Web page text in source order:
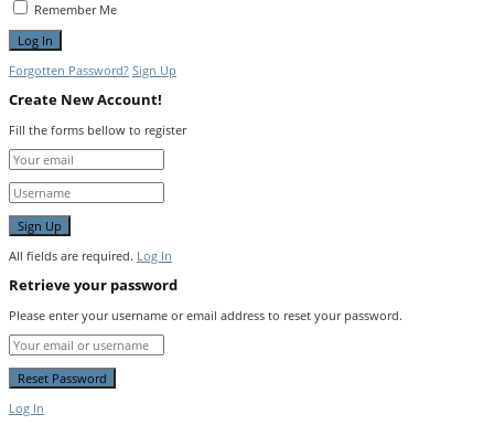
Remember Me
Forgotten Password? Sign Up
Create New Account!
Fill the forms bellow to register
All fields are required. Log In
Retrieve your password
Please enter your username or email address to reset your password.
Log In